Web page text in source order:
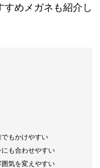
めメガネも紹介し
でもかけやすい
にも合わせやすい
囲気を変えやすい